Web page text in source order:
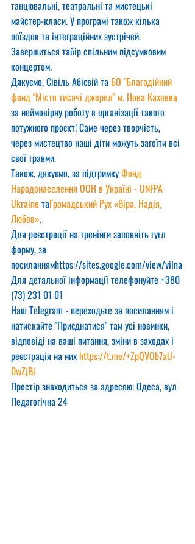
танцювальні, театральні та мистецькі
майстер-класи. У програмі також кілька
поїздок та інтеграційних зустрічей.
Завершиться табір спільним підсумковим
концертом.
Дякуємо, Сівіль Абієвій та БО "Благодійний
фонд "Місто тисячі джерел" м. Нова Каховка
за неймовірну роботу в організації такого
потужного проєкт! Саме через творчість,
через мистецтво наші діти можуть загоїти всі
свої травми.
Також, дякуємо, за підтримку Фонд
Народонаселення ООН в Україні - UNFPA
Ukraine таГромадський Рух «Віра, Надія,
Любов».
Для реєстрації на тренінги заповніть гугл
форму, за
посиланнямhttps://sites.google.com/view/vilna
Для детальної інформації телефонуйте +380
(73) 231 01 01
Наш Telegram - переходьте за посиланням і
натискайте "Приєднатися" там усі новинки,
відповіді на ваші питання, зміни в заходах і
реєстрація на них https://t.me/+ZpQVOb7aU-
0wZjBi
Простір знаходиться за адресою: Одеса, вул
Педагогічна 24